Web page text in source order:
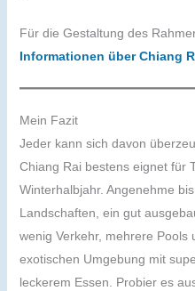
Für die Gestaltung des
Informationen über Chiang
Mein Fazit
Jeder kann sich davon
Chiang Rai bestens eignet für
Winterhalbjahr. Angenehme
Landschaften, ein gut
wenig Verkehr, mehrere Pools
exotischen Umgebung mit
leckerem Essen. Probier es